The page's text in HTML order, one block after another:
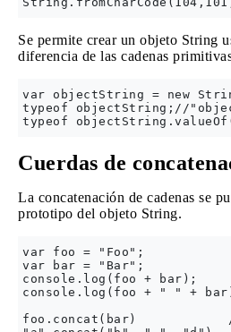
Se permite crear un objeto String
diferencia de las cadenas
var objectString = new
typeof objectString;//
Cuerdas de
La concatenación de cadenas se
prototipo del objeto String.
var foo = "Foo";
var bar = "Bar";
console.log(foo + bar);
console.log(foo + " " +
foo.concat(bar)            //